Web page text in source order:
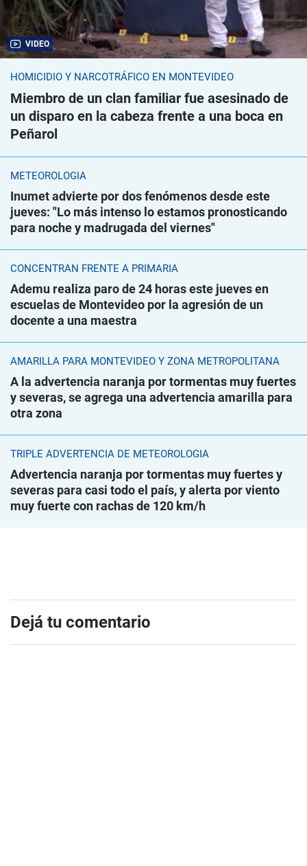
VIDEO
HOMICIDIO Y NARCOTRÁFICO EN MONTEVIDEO
Miembro de un clan familiar fue asesinado de
un disparo en la cabeza frente a una boca en
Peñarol
METEOROLOGÍA
Inumet advierte por dos fenómenos desde este
jueves: "Lo más intenso lo estamos pronosticando
para noche y madrugada del viernes"
CONCENTRAN FRENTE A PRIMARIA
Ademu realiza paro de 24 horas este jueves en
escuelas de Montevideo por la agresión de un
docente a una maestra
AMARILLA PARA MONTEVIDEO Y ZONA METROPOLITANA
A la advertencia naranja por tormentas muy fuertes
y severas, se agrega una advertencia amarilla para
otra zona
TRIPLE ADVERTENCIA DE METEOROLOGÍA
Advertencia naranja por tormentas muy fuertes y
severas para casi todo el país, y alerta por viento
muy fuerte con rachas de 120 km/h
Dejá tu comentario